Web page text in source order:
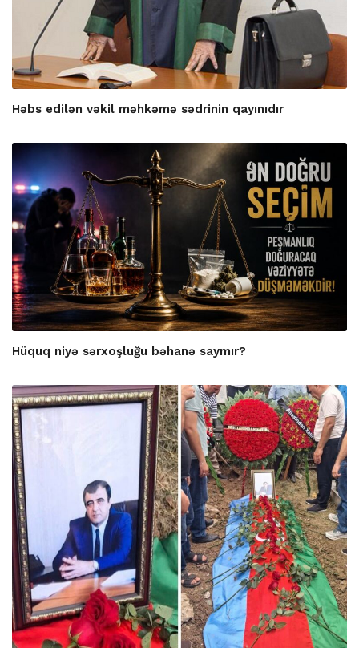
Həbs edilən vəkil məhkəmə sədrinin qayınıdır
Hüquq niyə sərxoşluğu bəhanə saymır?